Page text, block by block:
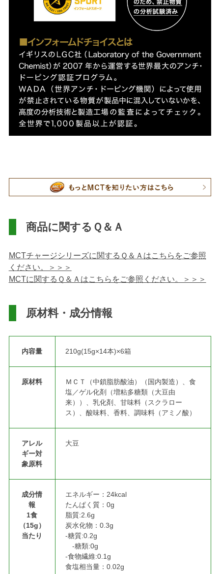
商品に関するＱ＆Ａ
MCTチャージシリーズに関するＱ＆Ａはこちらをご参照
ください。＞＞＞
MCTに関するＱ＆Ａはこちらをご参照ください。＞＞＞
原材料・成分情報
内容量 210g(15g×14本)×6箱
原材料
ＭＣＴ（中鎖脂肪酸油）（国内製造）、食
塩／ゲル化剤（増粘多糖類（大豆由
来））、乳化剤、甘味料（スクラロー
ス）、酸味料、香料、調味料（アミノ酸）
アレル
ギー対
象原料
大豆
成分情
報
1食
（15g）
当たり
エネルギー：24kcal
たんぱく質：0g
脂質:2.6g
炭水化物：0.3g
‐糖質:0.2g
‐糖類:0g
‐食物繊維:0.1g
食塩相当量：0.02g